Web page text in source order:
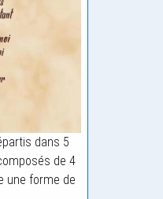
dans 5
de 4
une forme de